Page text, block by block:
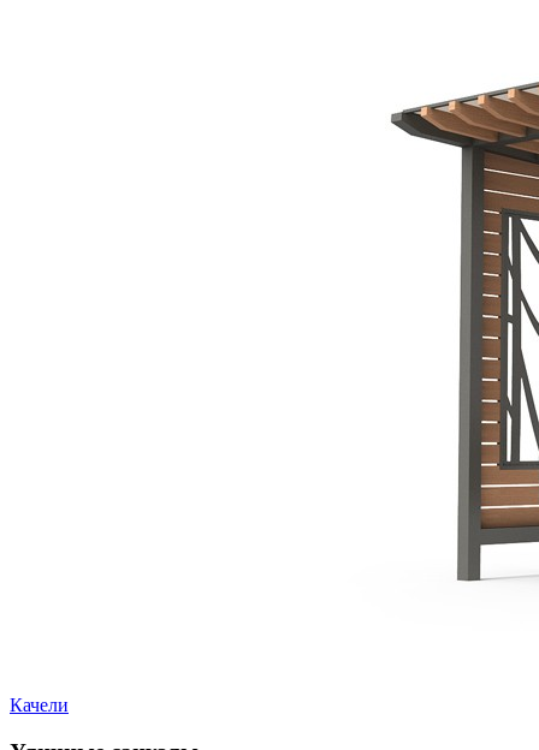
Качели